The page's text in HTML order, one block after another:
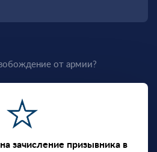
от армии?
зачисление призывника в